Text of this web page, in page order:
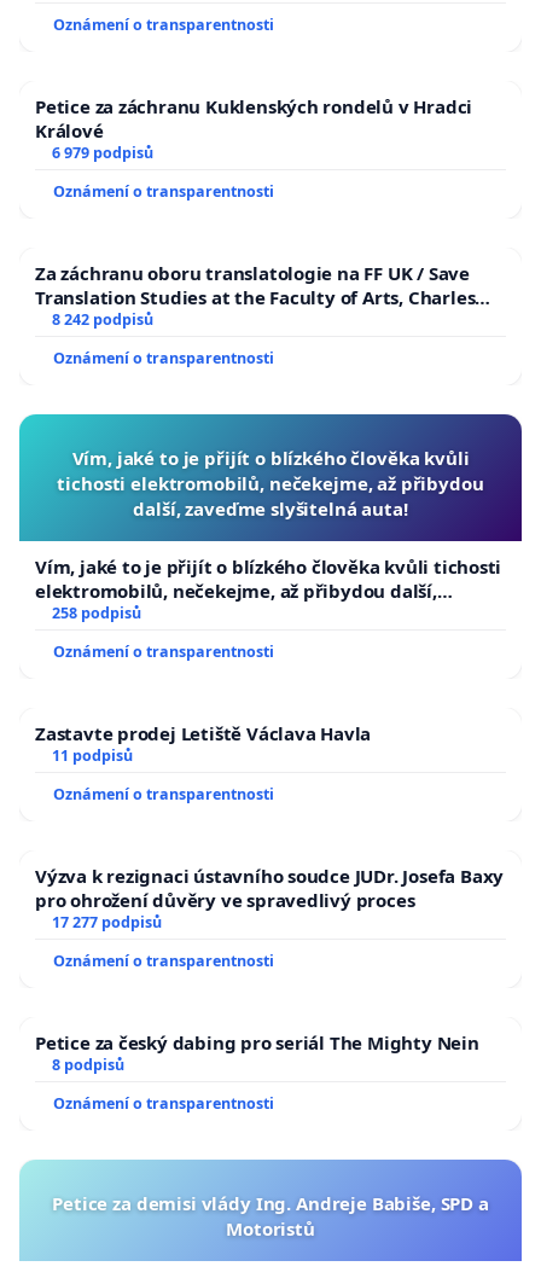
Oznámení o transparentnosti
Petice za záchranu Kuklenských rondelů v Hradci
Králové
6 979 podpisů
Oznámení o transparentnosti
Za záchranu oboru translatologie na FF UK / Save
Translation Studies at the Faculty of Arts, Charles
University
8 242 podpisů
Oznámení o transparentnosti
Vím, jaké to je přijít o blízkého člověka kvůli
tichosti elektromobilů, nečekejme, až přibydou
další, zaveďme slyšitelná auta!
Vím, jaké to je přijít o blízkého člověka kvůli tichosti
elektromobilů, nečekejme, až přibydou další,
zaveďme slyšitelná auta!
258 podpisů
Oznámení o transparentnosti
Zastavte prodej Letiště Václava Havla
11 podpisů
Oznámení o transparentnosti
Výzva k rezignaci ústavního soudce JUDr. Josefa Baxy
pro ohrožení důvěry ve spravedlivý proces
17 277 podpisů
Oznámení o transparentnosti
Petice za český dabing pro seriál The Mighty Nein
8 podpisů
Oznámení o transparentnosti
Petice za demisi vlády Ing. Andreje Babiše, SPD a
Motoristů